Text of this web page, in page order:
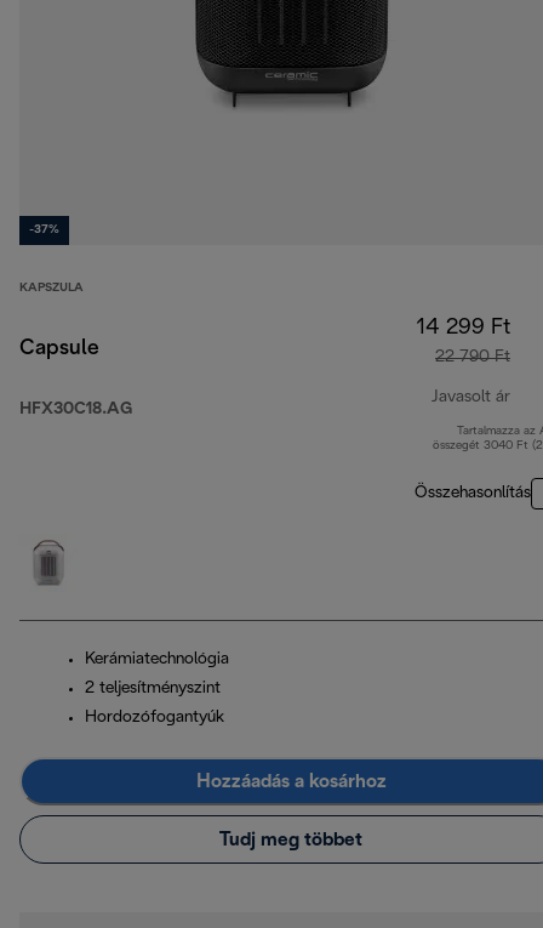
-37%
KAPSZULA
Capsule
HFX30C18.AG
14 299 Ft
22 790 Ft
Javasolt ár
Tartalmazza az
összegét 3040 Ft
Összehasonlítás
Kerámiatechnológia
2 teljesítményszint
Hordozófogantyúk
Hozzáadás a kosárhoz
Tudj meg többet